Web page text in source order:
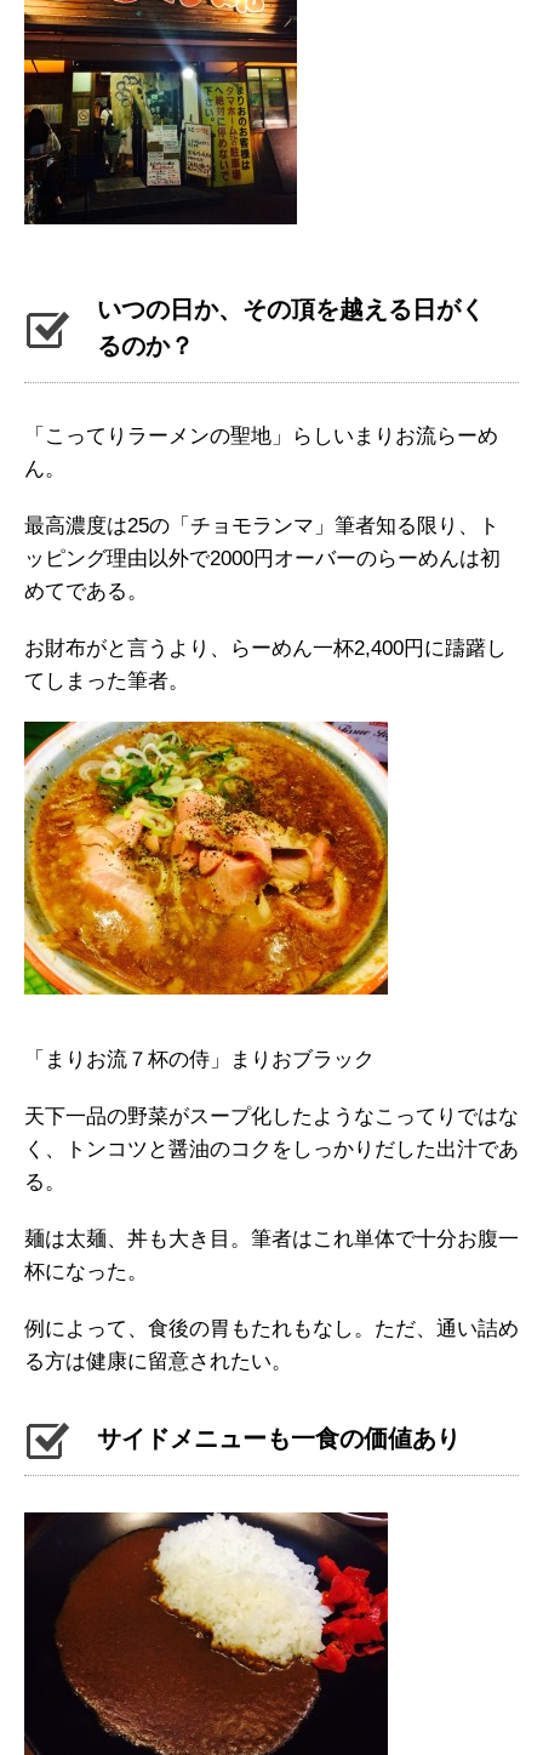
いつの日か、その頂を越える日がく
るのか？
「こってりラーメンの聖地」らしいまりお流らーめ
ん。
最高濃度は25の「チョモランマ」筆者知る限り、ト
ッピング理由以外で2000円オーバーのらーめんは初
めてである。
お財布がと言うより、らーめん一杯2,400円に躊躇し
てしまった筆者。
「まりお流７杯の侍」まりおブラック
天下一品の野菜がスープ化したようなこってりではな
く、トンコツと醤油のコクをしっかりだした出汁であ
る。
麺は太麺、丼も大き目。筆者はこれ単体で十分お腹一
杯になった。
例によって、食後の胃もたれもなし。ただ、通い詰め
る方は健康に留意されたい。
サイドメニューも一食の価値あり